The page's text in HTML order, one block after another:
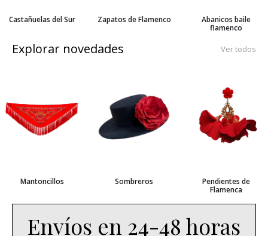
Castañuelas del Sur Zapatos de Flamenco
Abanicos baile
flamenco
Explorar novedades Ver todos
Mantoncillos Sombreros
Pendientes de
Flamenca
Envíos en 24-48 horas